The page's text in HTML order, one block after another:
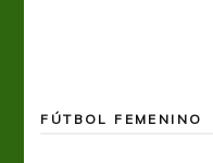
FÚTBOL FEMENINO